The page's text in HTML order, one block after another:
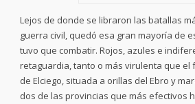
Lejos de donde se libraron las batallas
guerra civil, quedó esa gran mayoría de
tuvo que combatir. Rojos, azules e
retaguardia, tanto o más virulenta que el
de Elciego, situada a orillas del Ebro y
dos de las provincias que más efectivos